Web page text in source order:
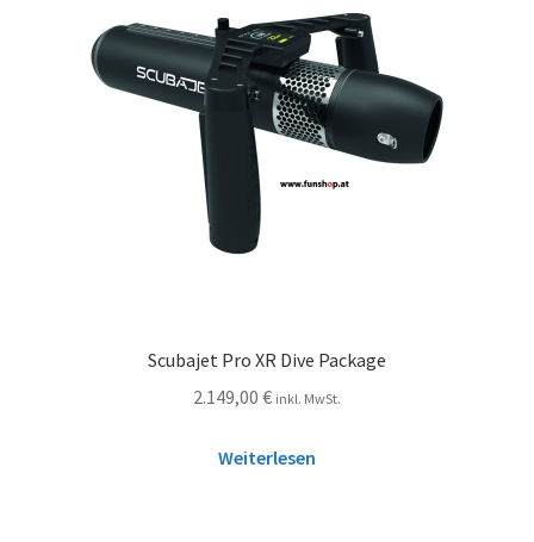
Scubajet Pro XR Dive Package
2.149,00 € inkl. MwSt.
Weiterlesen